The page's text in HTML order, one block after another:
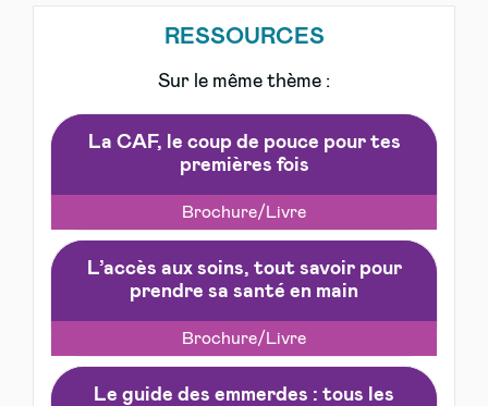
RESSOURCES
Sur le même thème :
La CAF, le coup de pouce pour tes
premières fois
Brochure/Livre
L’accès aux soins, tout savoir pour
prendre sa santé en main
Brochure/Livre
Le guide des emmerdes : tous les